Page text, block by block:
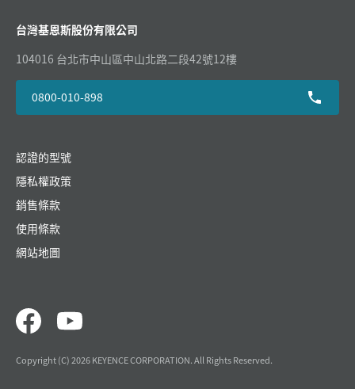
台灣基恩斯股份有限公司
104016 台北市中山區中山北路二段42號12樓
0800-010-898
認證的型號
隱私權政策
銷售條款
使用條款
網站地圖
Copyright (C) 2026 KEYENCE CORPORATION. All Rights Reserved.